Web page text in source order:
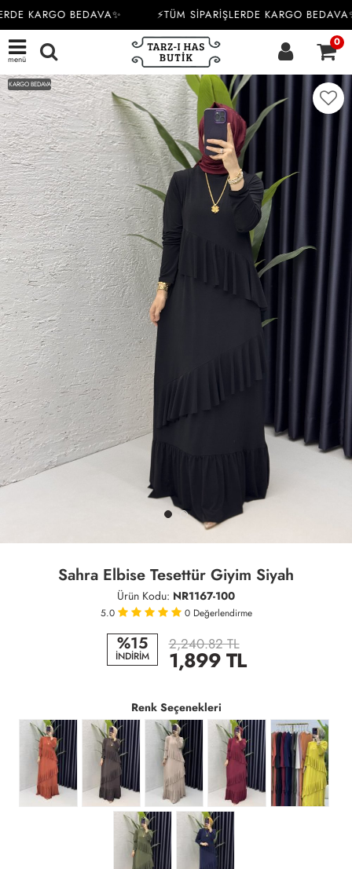
KARGO BEDAVA✨ ⚡TÜM SİPARİŞLERDE KARGO BEDAVA✨
menü
0
KARGO BEDAVA
Sahra Elbise Tesettür Giyim Siyah
Ürün Kodu: NR1167-100
5.0 0 Değerlendirme
%15
İNDİRİM
2,240.82 TL
1,899TL
Renk Seçenekleri